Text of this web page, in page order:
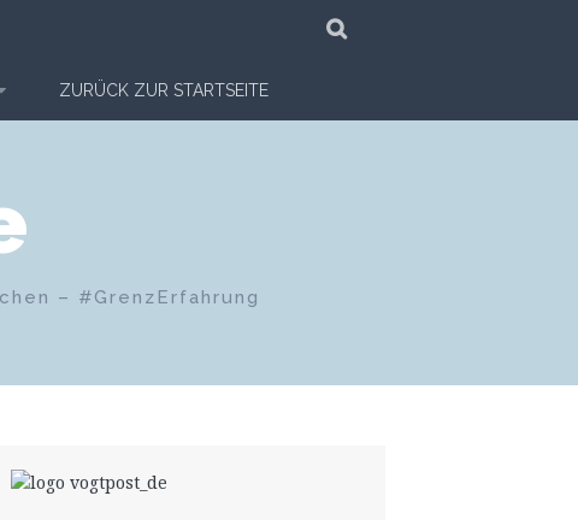
ZURÜCK ZUR STARTSEITE
– #GrenzErfahrung